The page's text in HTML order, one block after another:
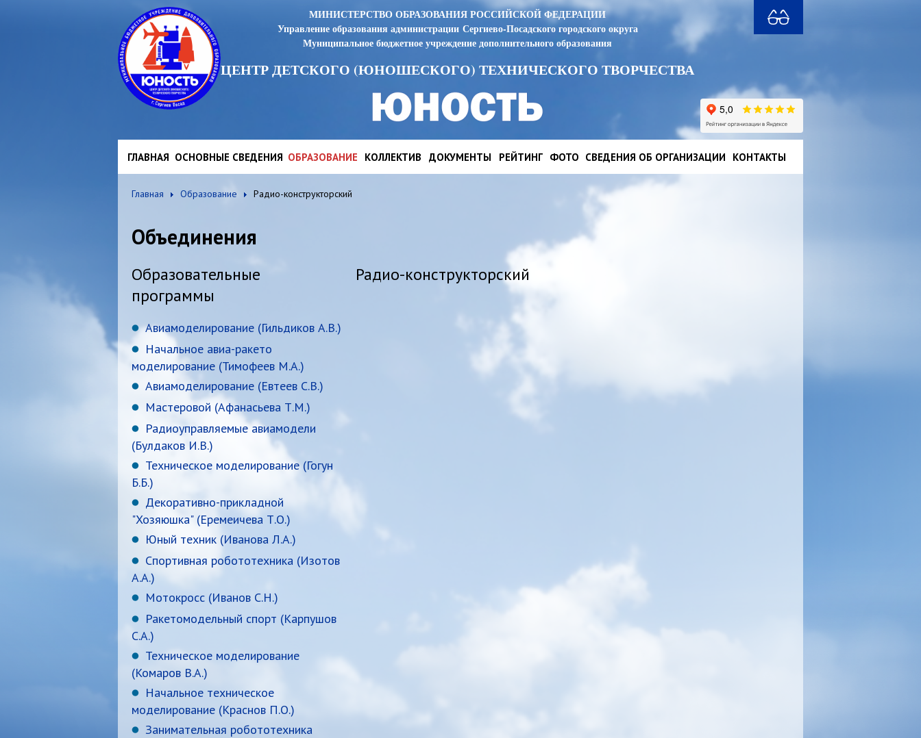
МИНИСТЕРСТВО ОБРАЗОВАНИЯ РОССИЙСКОЙ ФЕДЕРАЦИИ
Управление образования администрации Сергиево-Посадского городского округа
Муниципальное бюджетное учреждение дополнительного образования
ЦЕНТР ДЕТСКОГО (ЮНОШЕСКОГО) ТЕХНИЧЕСКОГО ТВОРЧЕСТВА
ГЛАВНАЯ ОСНОВНЫЕ СВЕДЕНИЯ ОБРАЗОВАНИЕ КОЛЛЕКТИВ ДОКУМЕНТЫ РЕЙТИНГ ФОТО СВЕДЕНИЯ ОБ ОРГАНИЗАЦИИ КОНТАКТЫ
Главная Образование Радио-конструкторский
Объединения
Образовательные
программы
Авиамоделирование (Гильдиков А.В.)
Начальное авиа-ракето
моделирование (Тимофеев М.А.)
Авиамоделирование (Евтеев С.В.)
Мастеровой (Афанасьева Т.М.)
Радиоуправляемые авиамодели
(Булдаков И.В.)
Техническое моделирование (Гогун
Б.Б.)
Декоративно-прикладной
"Хозяюшка" (Еремеичева Т.О.)
Юный техник (Иванова Л.А.)
Спортивная робототехника (Изотов
А.А.)
Мотокросс (Иванов С.Н.)
Ракетомодельный спорт (Карпушов
С.А.)
Техническое моделирование
(Комаров В.А.)
Начальное техническое
моделирование (Краснов П.О.)
Занимательная робототехника
Радио-конструкторский